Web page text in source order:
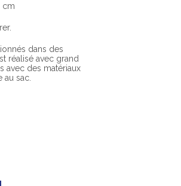
cm
dans des
réalisé avec grand
avec des matériaux
sac.